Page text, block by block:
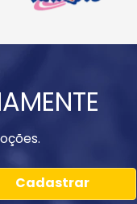
Cadastrar